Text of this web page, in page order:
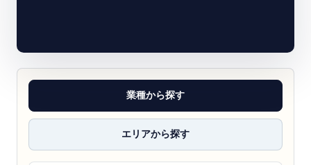
業種から探す
エリアから探す